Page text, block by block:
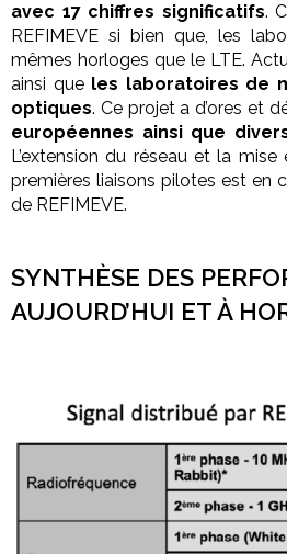
avec 17 chiffres significatifs.
REFIMEVE si bien que, les
mêmes horloges que le LTE.
ainsi que les laboratoires de
optiques. Ce projet a d’ores et
européennes ainsi que
L’extension du réseau et la
premières liaisons pilotes est en
de REFIMEVE.
SYNTHÈSE DES
AUJOURD’HUI ET À